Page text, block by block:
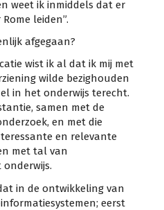
weet ik inmiddels dat er
leiden”.
afgegaan?
wist ik al dat ik mij met
wilde bezighouden
in het onderwijs terecht.
samen met de
en met die
en relevante
met tal van
in de ontwikkeling van
eerst